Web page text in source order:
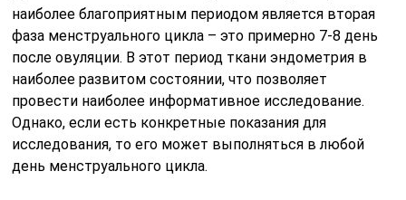
наиболее благоприятным периодом является вторая
фаза менструального цикла – это примерно 7-8 день
после овуляции. В этот период ткани эндометрия в
наиболее развитом состоянии, что позволяет
провести наиболее информативное исследование.
Однако, если есть конкретные показания для
исследования, то его может выполняться в любой
день менструального цикла.